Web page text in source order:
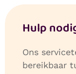
Hulp
Ons
bereikbaar